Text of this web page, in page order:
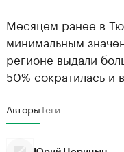
Месяцем ранее в
минимальным
регионе выдали
50% сократиласьи
АвторыТеги